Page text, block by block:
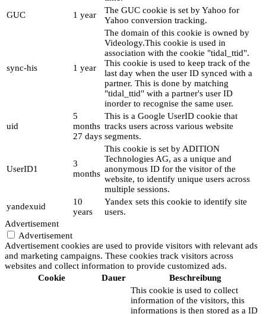
GUC
1 year
The GUC cookie is set by Yahoo for
Yahoo conversion tracking.
sync-his 1 year
The domain of this cookie is owned by
Videology.This cookie is used in
association with the cookie "tidal_ttid".
This cookie is used to keep track of the
last day when the user ID synced with a
partner. This is done by matching
"tidal_ttid" with a partner's user ID
inorder to recognise the same user.
uid
5
months
27 days
This is a Google UserID cookie that
tracks users across various website
segments.
UserID1
3
months
This cookie is set by ADITION
Technologies AG, as a unique and
anonymous ID for the visitor of the
website, to identify unique users across
multiple sessions.
yandexuid
10
years
Yandex sets this cookie to identify site
users.
Advertisement
Advertisement
Advertisement cookies are used to provide visitors with relevant ads
and marketing campaigns. These cookies track visitors across
websites and collect information to provide customized ads.
Cookie
Dauer
Beschreibung
This cookie is used to collect
information of the visitors, this
informations is then stored as a ID